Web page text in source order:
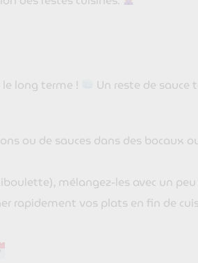
long terme !
Un reste de sauce
ou de sauces dans des bocaux
mélangez-les avec un
rapidement vos plats en fin de